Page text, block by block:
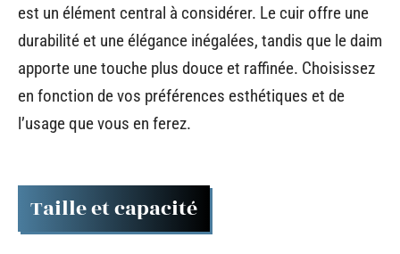
est un élément central à considérer. Le cuir offre une
durabilité et une élégance inégalées, tandis que le daim
apporte une touche plus douce et raffinée. Choisissez
en fonction de vos préférences esthétiques et de
l’usage que vous en ferez.
Taille et capacité